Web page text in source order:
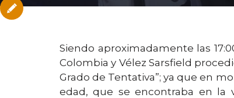
Siendo aproximadamente las
Colombia y Vélez Sarsfield
Grado de Tentativa”; ya que en
edad, que se encontraba en